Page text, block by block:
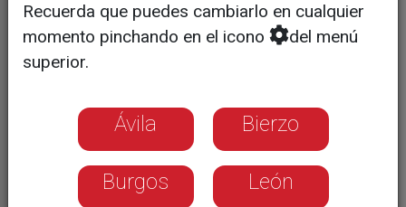
Expertos advierten que la baja calidad
del empleo y la inflación amenazan la
sostenibilidad del sistema
Recuerda que puedes cambiarlo en cualquier
momento pinchando en el icono
del menú
superior.
Ávila Bierzo
Burgos León